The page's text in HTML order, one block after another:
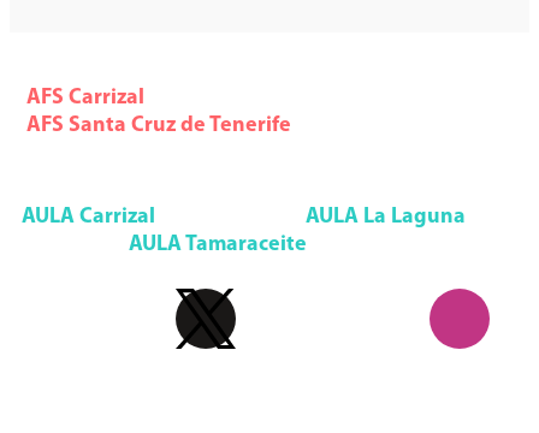
AFS Carrizal
AFS Santa Cruz de Tenerife
AULA Carrizal AULA La Laguna
AULATamaraceite